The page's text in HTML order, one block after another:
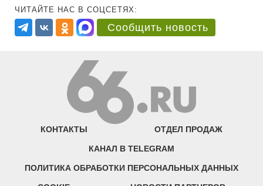
ЧИТАЙТЕ НАС В СОЦСЕТЯХ:
Сообщить новость
КОНТАКТЫ ОТДЕЛ ПРОДАЖ
КАНАЛ В TELEGRAM
ПОЛИТИКА ОБРАБОТКИ ПЕРСОНАЛЬНЫХ ДАННЫХ